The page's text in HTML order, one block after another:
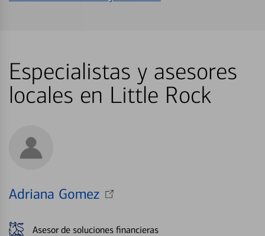
Especialistas y asesores
locales en Little Rock
Adriana Gomez
Asesor de soluciones financieras